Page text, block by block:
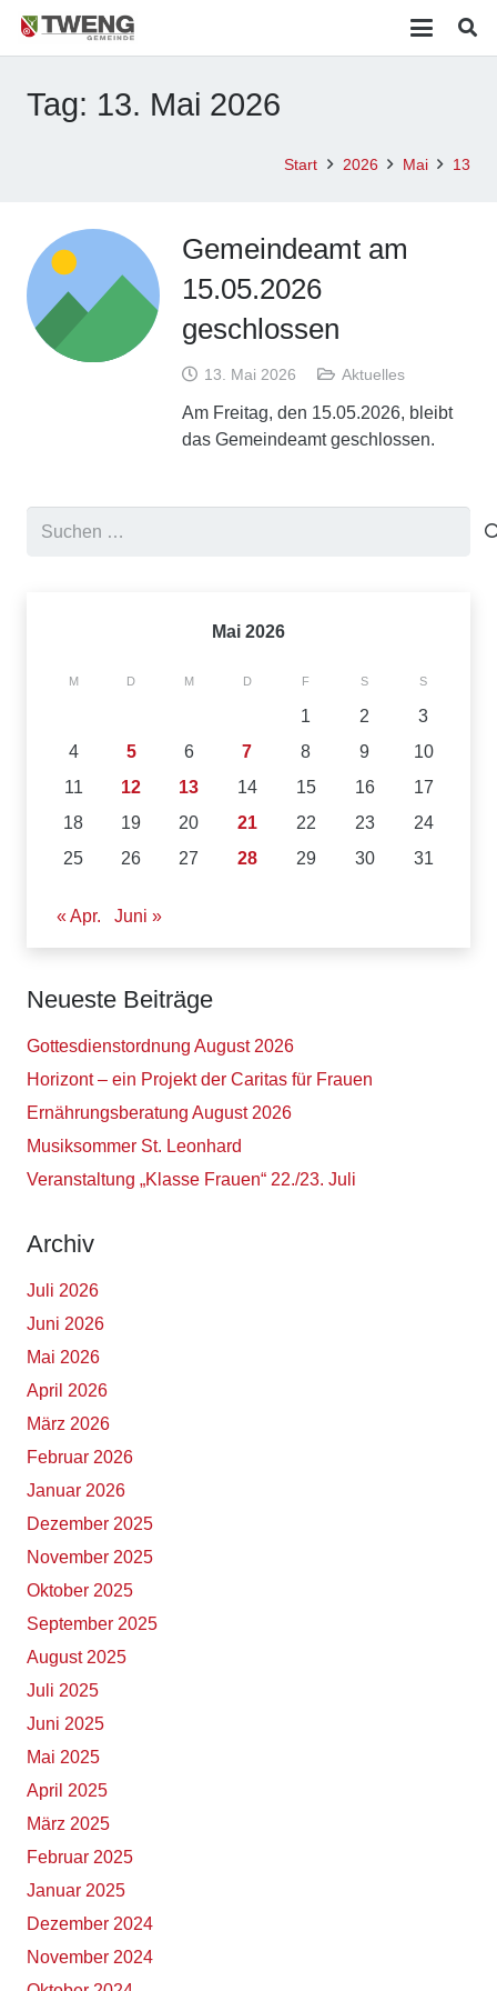
Tag: 13. Mai 2026
Start 2026 Mai 13
Gemeindeamt am
15.05.2026
geschlossen
13. Mai 2026 Aktuelles
Am Freitag, den 15.05.2026, bleibt
das Gemeindeamt geschlossen.
Mai 2026
M D M D F S S
1 2
3
4
5 6 7 8 9
10
11
12 13 14 15 16
17
18
19 20 21 22 23
24
25
26 27 28 29 30 31
« Apr. Juni »
Neueste Beiträge
Gottesdienstordnung August 2026
Horizont – ein Projekt der Caritas für Frauen
Ernährungsberatung August 2026
Musiksommer St. Leonhard
Veranstaltung „Klasse Frauen“ 22./23. Juli
Archiv
Juli 2026
Juni 2026
Mai 2026
April 2026
März 2026
Februar 2026
Januar 2026
Dezember 2025
November 2025
Oktober 2025
September 2025
August 2025
Juli 2025
Juni 2025
Mai 2025
April 2025
März 2025
Februar 2025
Januar 2025
Dezember 2024
November 2024